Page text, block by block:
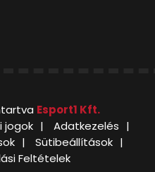
Esport1 Kft.
jogok
Adatkezelés
Sütibeállítások
Feltételek